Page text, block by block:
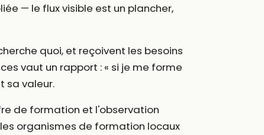
— le flux visible est un plancher,
quoi, et reçoivent les besoins
vaut un rapport : « si je me forme
sa valeur.
de formation et l'observation
organismes de formation locaux